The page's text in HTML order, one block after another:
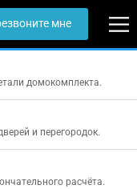
мне
домокомплекта.
и перегородок.
расчёта.